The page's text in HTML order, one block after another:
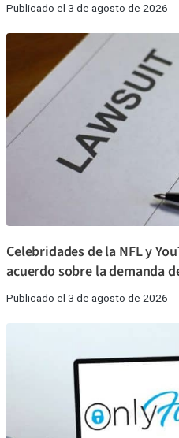
Publicado el 3 de agosto de 2026
Celebridades de la NFL y
acuerdo sobre la demanda
Publicado el 3 de agosto de 2026